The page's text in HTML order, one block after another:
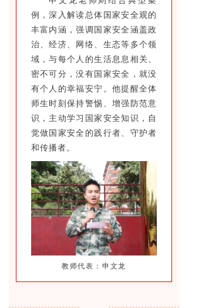
例，深入解读总体国家安全观的
丰富内涵，强调国家安全涵盖政
治、经济、网络、生态等多个领
域，与每个人的生活息息相关、
密不可分，没有国家安全，就没
有个人的幸福安宁。他提醒全体
师生时刻保持警惕、增强防范意
识，主动学习国家安全知识，自
觉做国家安全的践行者、守护者
和传播者。
教师代表：申文龙